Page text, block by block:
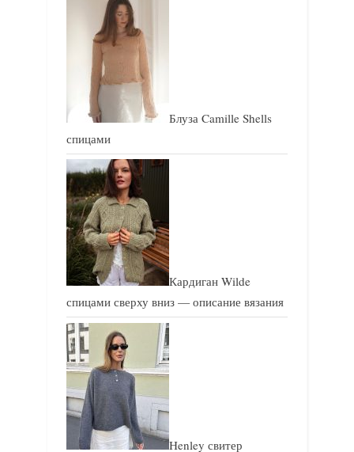
и
с
ь
:
Блуза Camille Shells
спицами
Кардиган Wilde
спицами сверху вниз — описание вязания
Henley свитер